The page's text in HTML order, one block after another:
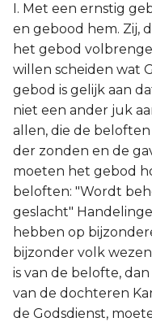
I. Met een ernstig
en gebood hem. Zij,
het gebod
willen scheiden wat
gebod is gelijk aan
niet een ander juk
allen, die de
der zonden en de
moeten het gebod
beloften: "Wordt
geslacht"
hebben op
bijzonder volk
is van de belofte,
van de dochteren
de Godsdienst,